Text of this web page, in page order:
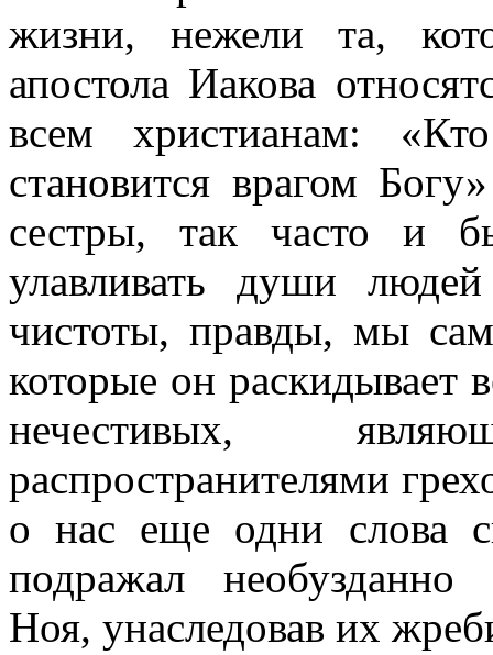
жизни, нежели та,
апостола Иакова
всем христианам:
становится врагом
сестры, так часто и
улавливать души
чистоты, правды, мы
которые он раскидывает
нечестивых,
распространителями
о нас еще одни слова
подражал
Ноя, унаследовав их